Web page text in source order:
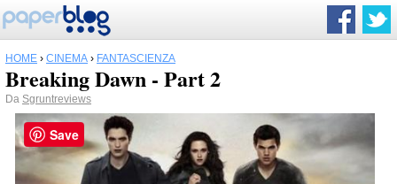
HOME › CINEMA › FANTASCIENZA
Breaking Dawn - Part 2
Da Sgruntreviews
Save